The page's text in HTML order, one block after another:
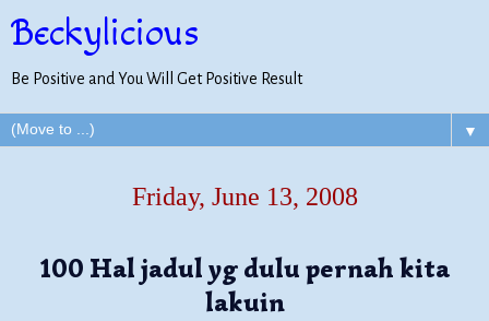
Beckylicious
Be Positive and You Will Get Positive Result
▼
Friday, June 13, 2008
100 Hal jadul yg dulu pernah kita
lakuin